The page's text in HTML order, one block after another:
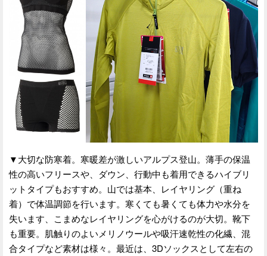
▼大切な防寒着。寒暖差が激しいアルプス登山。薄手の保温
性の高いフリースや、ダウン、行動中も着用できるハイブリ
ットタイプもおすすめ。山では基本、レイヤリング（重ね
着）で体温調節を行います。寒くても暑くても体力や水分を
失います、こまめなレイヤリングを心がけるのが大切。靴下
も重要。肌触りのよいメリノウールや吸汗速乾性の化繊、混
合タイプなど素材は様々。最近は、3Dソックスとして左右の